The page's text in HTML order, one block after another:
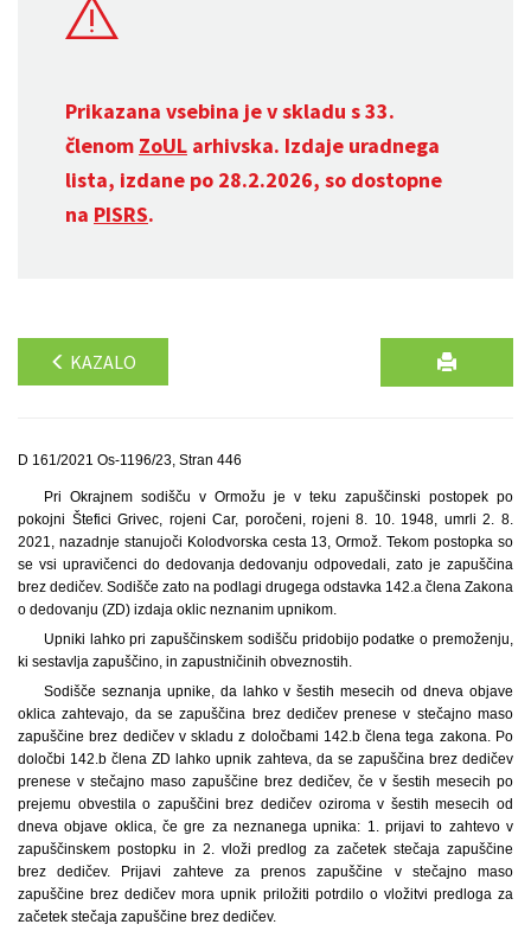
Prikazana vsebina je v skladu s 33.
členom ZoUL arhivska. Izdaje uradnega
lista, izdane po 28.2.2026, so dostopne
na PISRS.
KAZALO
D 161/2021 Os-1196/23, Stran 446
Pri Okrajnem sodišču v Ormožu je v teku zapuščinski postopek po
pokojni Štefici Grivec, rojeni Car, poročeni, rojeni 8. 10. 1948, umrli 2. 8.
2021, nazadnje stanujoči Kolodvorska cesta 13, Ormož. Tekom postopka so
se vsi upravičenci do dedovanja dedovanju odpovedali, zato je zapuščina
brez dedičev. Sodišče zato na podlagi drugega odstavka 142.a člena Zakona
o dedovanju (ZD) izdaja oklic neznanim upnikom.
Upniki lahko pri zapuščinskem sodišču pridobijo podatke o premoženju,
ki sestavlja zapuščino, in zapustničinih obveznostih.
Sodišče seznanja upnike, da lahko v šestih mesecih od dneva objave
oklica zahtevajo, da se zapuščina brez dedičev prenese v stečajno maso
zapuščine brez dedičev v skladu z določbami 142.b člena tega zakona. Po
določbi 142.b člena ZD lahko upnik zahteva, da se zapuščina brez dedičev
prenese v stečajno maso zapuščine brez dedičev, če v šestih mesecih po
prejemu obvestila o zapuščini brez dedičev oziroma v šestih mesecih od
dneva objave oklica, če gre za neznanega upnika: 1. prijavi to zahtevo v
zapuščinskem postopku in 2. vloži predlog za začetek stečaja zapuščine
brez dedičev. Prijavi zahteve za prenos zapuščine v stečajno maso
zapuščine brez dedičev mora upnik priložiti potrdilo o vložitvi predloga za
začetek stečaja zapuščine brez dedičev.